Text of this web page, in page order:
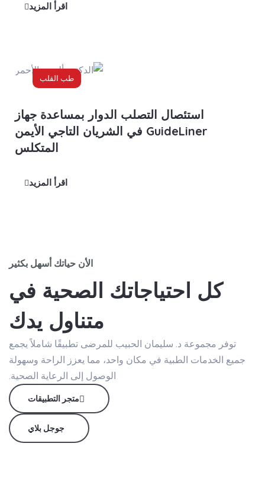
اقرأ المزيد
طب القلب
استئصال التصلب الدوار بمساعدة جهاز
GuideLiner في الشريان التاجي الأيمن
المتكلس
اقرأ المزيد
الأن حياتك أسهل بكثير
كل احتياجاتك الصحية في
متناول يدك
توفر مجموعة د. سليمان الحبيب للمرضى تطبيقًا شاملاً يجمع
جميع الخدمات الطبية في مكان واحد، مما يعزز الراحة وسهولة
الوصول إلى الرعاية الصحية.
متجر التطبيقات
جوجل بلاي